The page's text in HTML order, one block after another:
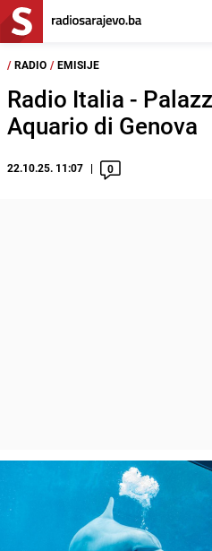
/ RADIO / EMISIJE
Radio Italia -
Aquario di Genova
22.10.25. 11:07 0